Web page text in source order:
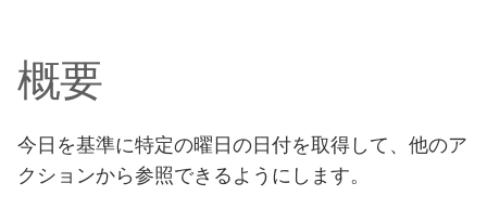
概要
今日を基準に特定の曜日の日付を取得して、他のア
クションから参照できるようにします。